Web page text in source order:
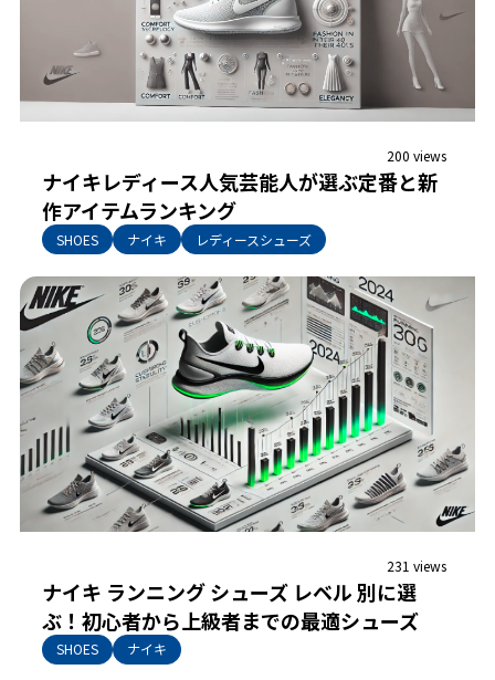
200 views
ナイキレディース人気芸能人が選ぶ定番と新
作アイテムランキング
SHOES ナイキ レディースシューズ
231 views
ナイキ ランニング シューズ レベル 別に選
ぶ！初心者から上級者までの最適シューズ
SHOES ナイキ